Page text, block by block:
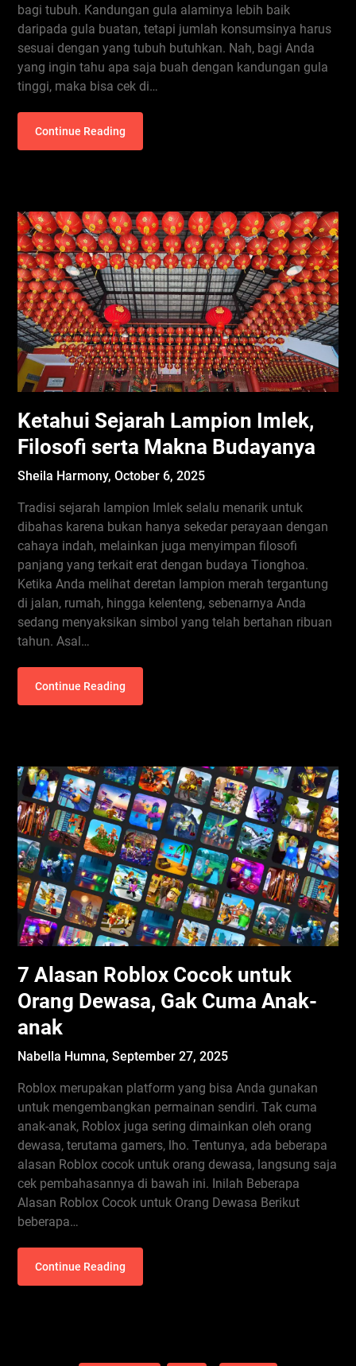
bagi tubuh. Kandungan gula alaminya lebih baik
daripada gula buatan, tetapi jumlah konsumsinya harus
sesuai dengan yang tubuh butuhkan. Nah, bagi Anda
yang ingin tahu apa saja buah dengan kandungan gula
tinggi, maka bisa cek di…
Continue Reading
Ketahui Sejarah Lampion Imlek,
Filosofi serta Makna Budayanya
Sheila Harmony,October 6, 2025
Tradisi sejarah lampion Imlek selalu menarik untuk
dibahas karena bukan hanya sekedar perayaan dengan
cahaya indah, melainkan juga menyimpan filosofi
panjang yang terkait erat dengan budaya Tionghoa.
Ketika Anda melihat deretan lampion merah tergantung
di jalan, rumah, hingga kelenteng, sebenarnya Anda
sedang menyaksikan simbol yang telah bertahan ribuan
tahun. Asal…
Continue Reading
7 Alasan Roblox Cocok untuk
Orang Dewasa, Gak Cuma Anak-
anak
Nabella Humna,September 27, 2025
Roblox merupakan platform yang bisa Anda gunakan
untuk mengembangkan permainan sendiri. Tak cuma
anak-anak, Roblox juga sering dimainkan oleh orang
dewasa, terutama gamers, lho. Tentunya, ada beberapa
alasan Roblox cocok untuk orang dewasa, langsung saja
cek pembahasannya di bawah ini. Inilah Beberapa
Alasan Roblox Cocok untuk Orang Dewasa Berikut
beberapa…
Continue Reading